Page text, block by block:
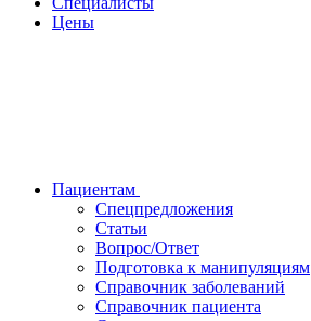
Цены
Пациентам
Спецпредложения
Статьи
Вопрос/Ответ
Подготовка к манипуляциям
Справочник заболеваний
Справочник пациента